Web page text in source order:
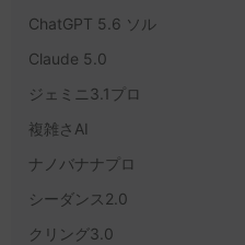
ChatGPT 5.6 ソル
Claude 5.0
ジェミニ3.1プロ
複雑さAI
ナノバナナプロ
シーダンス2.0
クリング3.0